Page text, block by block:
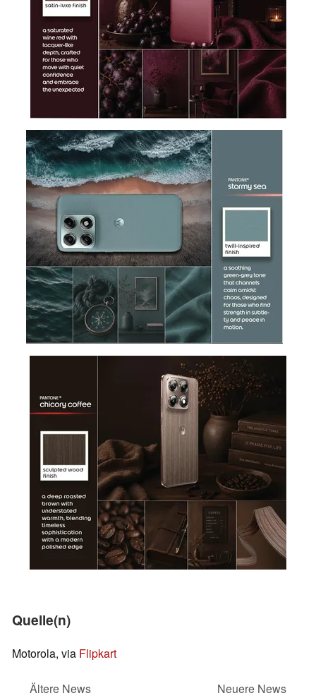
Quelle(n)
Motorola, via Flipkart
Ältere News
Neuere News